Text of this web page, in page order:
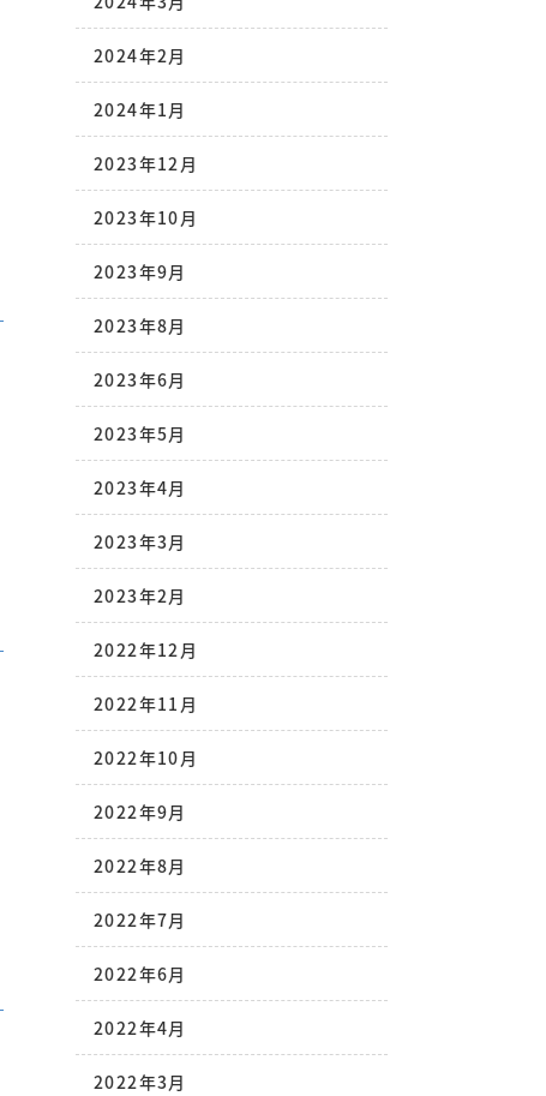
2024年2月
2024年1月
2023年12月
2023年10月
2023年9月
2023年8月
2023年6月
2023年5月
2023年4月
2023年3月
2023年2月
2022年12月
2022年11月
2022年10月
2022年9月
2022年8月
2022年7月
2022年6月
2022年4月
2022年3月